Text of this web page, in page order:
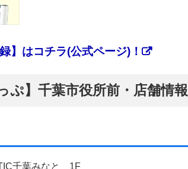
】はコチラ(公式ページ)！
ぷ】千葉市役所前・店舗情報
千葉みなと 1F